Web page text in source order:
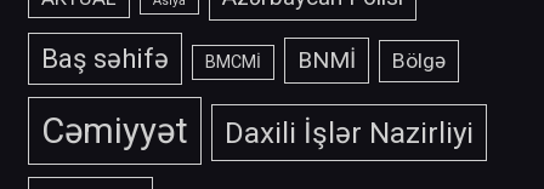
Baş səhifə BMCMİ BNMİ Bölgə
Cəmiyyət Daxili İşlər Nazirliyi